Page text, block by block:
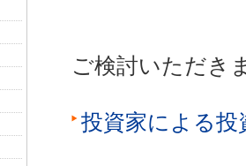
ご検討いただき
投資家による